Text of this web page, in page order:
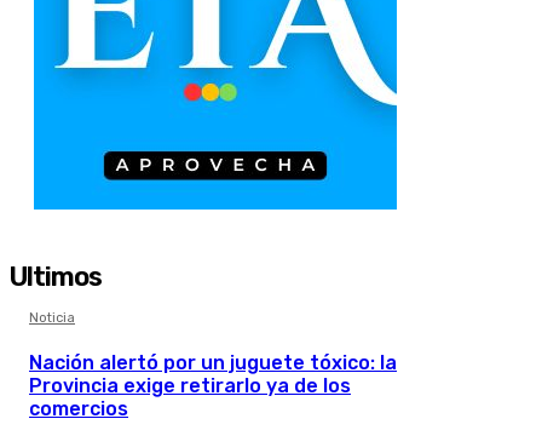
Ultimos
Noticia
Nación alertó por un juguete tóxico: la
Provincia exige retirarlo ya de los
comercios